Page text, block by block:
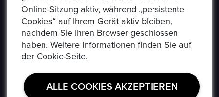
Epoxa ist eine Online-Plattform, mit der Benutzer
Sammlerstücke auf einer E-Auction-Plattform in den
Formaten Jetzt kaufen / Angebot / Gebot kaufen und
Online-Sitzung aktiv, während „persistente
Cookies“ auf Ihrem Gerät aktiv bleiben,
nachdem Sie Ihren Browser geschlossen
haben. Weitere Informationen finden Sie auf
der Cookie-Seite.
ALLE COOKIES AKZEPTIEREN